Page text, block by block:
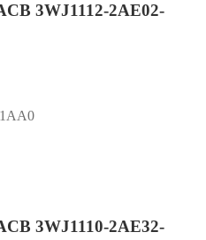
3WJ1112-2AE02-
3WJ1110-2AE32-